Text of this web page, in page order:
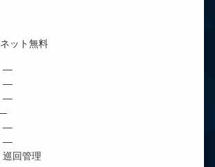
ット無料
―
―
―
回管理